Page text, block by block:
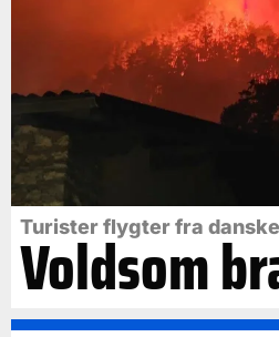
Turister flygter fra
Voldsom